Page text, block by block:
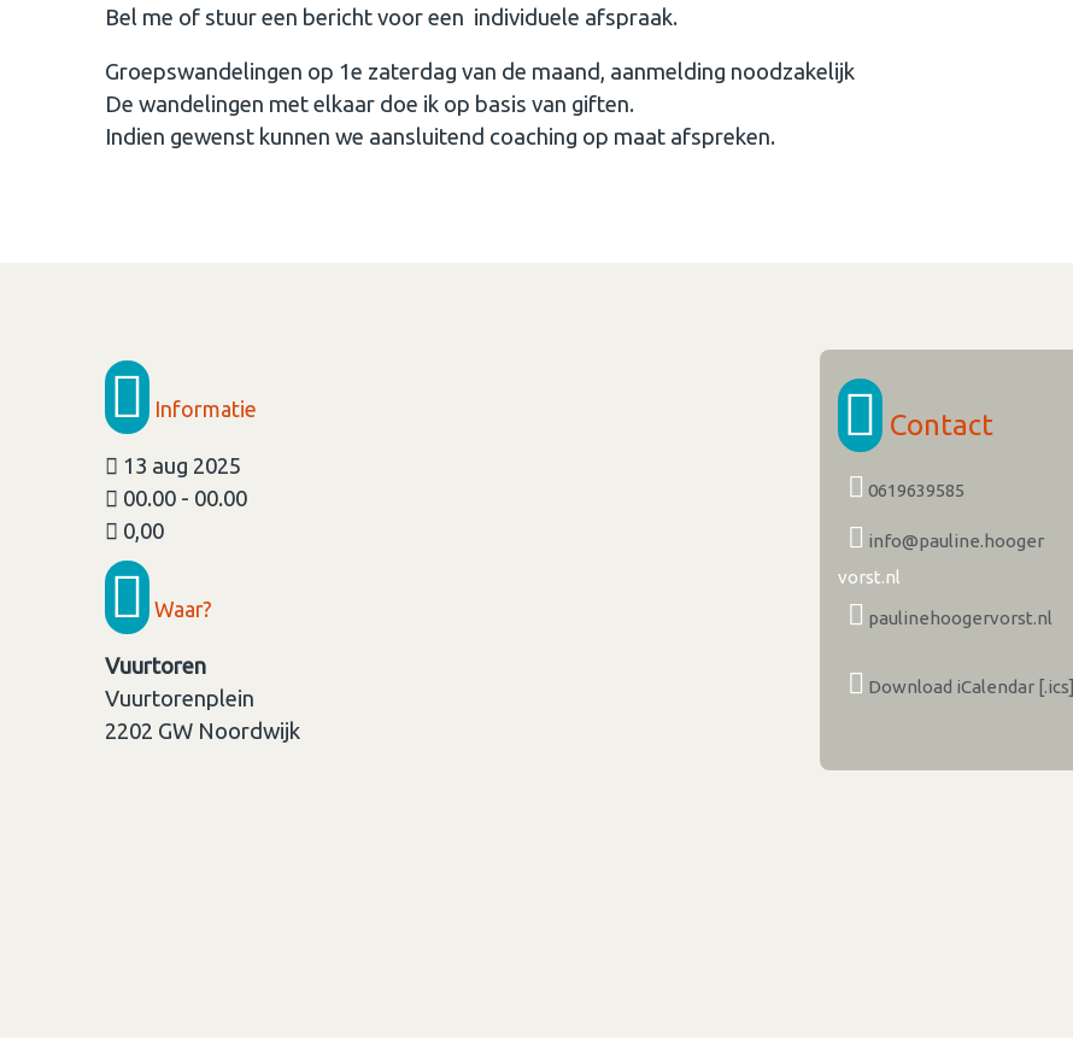
Bel me of stuur een bericht voor een individuele afspraak.
Groepswandelingen op 1e zaterdag van de maand, aanmelding noodzakelijk
De wandelingen met elkaar doe ik op basis van giften.
Indien gewenst kunnen we aansluitend coaching op maat afspreken.
Informatie
13 aug 2025
00.00 - 00.00
0,00
Waar?
Vuurtoren
Vuurtorenplein
2202 GW Noordwijk
Contact
0619639585
info@pauline.hooger
vorst.nl
paulinehoogervorst.nl
Download iCalendar [.ics]